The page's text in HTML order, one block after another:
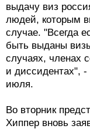
выдачу виз
людей, которым
случае. "Всегда
быть выданы
случаях, членах
и диссидентах",
июля.
Во вторник
Хиппер вновь